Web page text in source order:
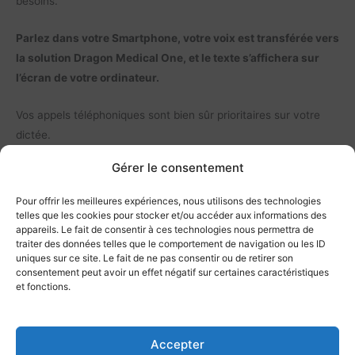
Gérer le consentement
Pour offrir les meilleures expériences, nous utilisons des technologies
telles que les cookies pour stocker et/ou accéder aux informations des
appareils. Le fait de consentir à ces technologies nous permettra de
traiter des données telles que le comportement de navigation ou les ID
uniques sur ce site. Le fait de ne pas consentir ou de retirer son
consentement peut avoir un effet négatif sur certaines caractéristiques
et fonctions.
Accepter
Parlez dans votre Smartphone, votre voix est transférée vers
la solution Dragon Medical One, et le texte s’affichera sur
l’écran de votre ordinateur.
Vos appels téléphoniques sont bien sûr prioritaires sur votre
dictée.
Configuration minimale requise :
iPhone/iPad (iOS 11+) ou smartphone Android 6, connexion
WLAN ou Internet, et PC Windows 10 et plus.